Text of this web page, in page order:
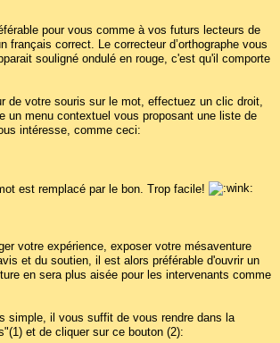
pour vous comme à vos futurs lecteurs de
français correct. Le correcteur d’orthographe vous
souligné ondulé en rouge, c'est qu'il comporte
de votre souris sur le mot, effectuez un clic droit,
un menu contextuel vous proposant une liste de
intéresse, comme ceci:
est remplacé par le bon. Trop facile!
votre expérience, exposer votre mésaventure
et du soutien, il est alors préférable d'ouvrir un
en sera plus aisée pour les intervenants comme
simple, il vous suffit de vous rendre dans la
et de cliquer sur ce bouton (2):